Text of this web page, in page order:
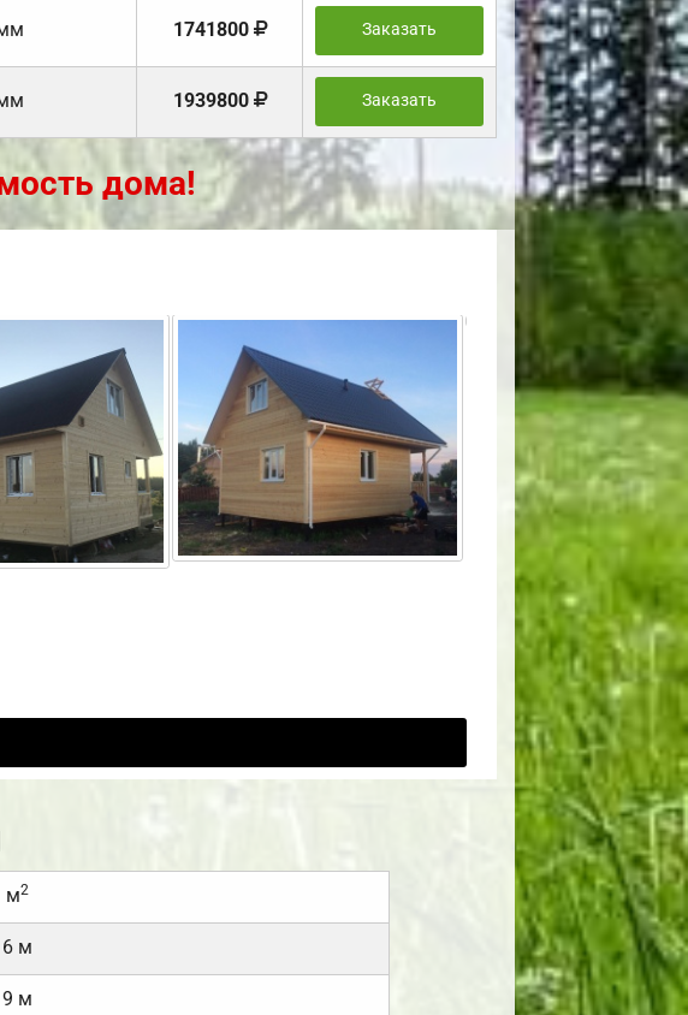
1741800 Заказать
1939800 Заказать
дома!
м2
6 м
9 м